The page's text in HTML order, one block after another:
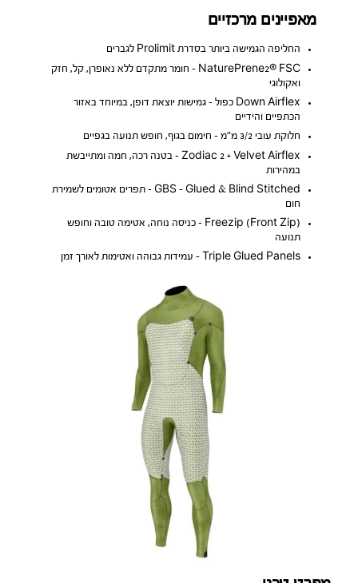
מאפיינים מרכזיים
החליפה הגמישה ביותר בסדרת Prolimit לגברים
NaturePrene2® FSC – חומר מתקדם ללא נאופרן, קל, חזק
ואקולוגי
Down Airflex כפול – גמישות יוצאת דופן, במיוחד באזור
הכתפיים והידיים
חלוקת עובי 3/2 מ״מ – חימום בגוף, חופש תנועה בגפיים
Zodiac 2 + Velvet Airflex – בטנה רכה, חמה ומתייבשת
במהירות
GBS – Glued & Blind Stitched – תפרים אטומים לשמירת
חום
Freezip (Front Zip) – כניסה נוחה, אטימה טובה וחופש
תנועה
Triple Glued Panels – עמידות גבוהה ואטימות לאורך זמן